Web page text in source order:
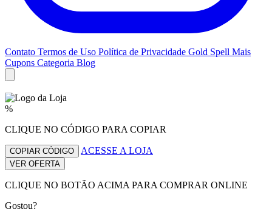
Contato Termos de Uso Política de Privacidade Gold Spell Mais
Cupons Categoria Blog
%
CLIQUE NO CÓDIGO PARA COPIAR
COPIAR CÓDIGO ACESSE A LOJA
VER OFERTA
CLIQUE NO BOTÃO ACIMA PARA COMPRAR ONLINE
Gostou?